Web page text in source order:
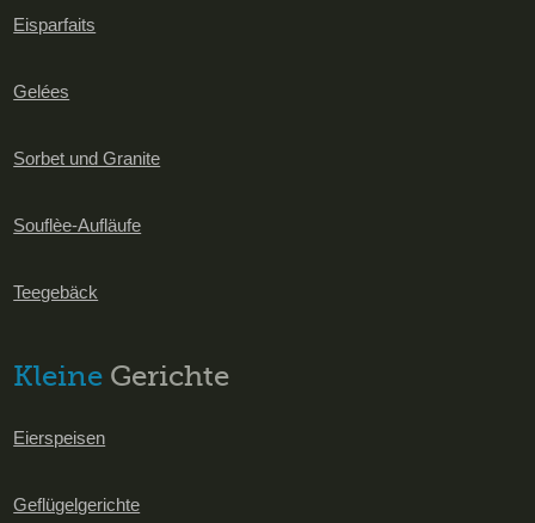
Eisparfaits
Gelées
Sorbet und Granite
Souflèe-Aufläufe
Teegebäck
Kleine Gerichte
Eierspeisen
Geflügelgerichte